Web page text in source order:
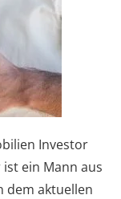
Investor
ein Mann aus
dem aktuellen